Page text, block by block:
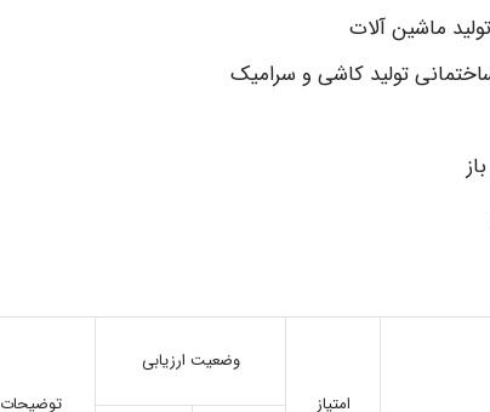
ماشین آلات
تولید کاشی و سرامیک
امتیاز
وضعیت ارزیابی
توضیحات